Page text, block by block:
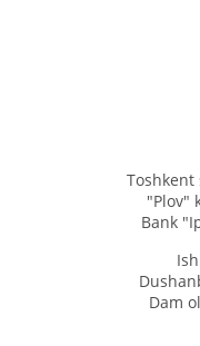
Toshkent
"Plov"
Bank
Dam